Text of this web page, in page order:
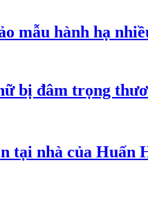
mẫu hành hạ
bị đâm trọng
tại nhà của Huấn